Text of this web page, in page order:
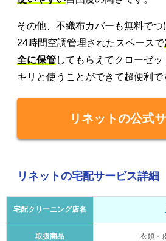
その他、不織布カバーも無料でつ
24時間空調管理されたスペースで
全に保管してもらえてクローゼ
キリと使うことができて超便利で
リネットの公式
リネットの宅配サービス詳細
宅配クリーニング店名
取扱商品 衣類・